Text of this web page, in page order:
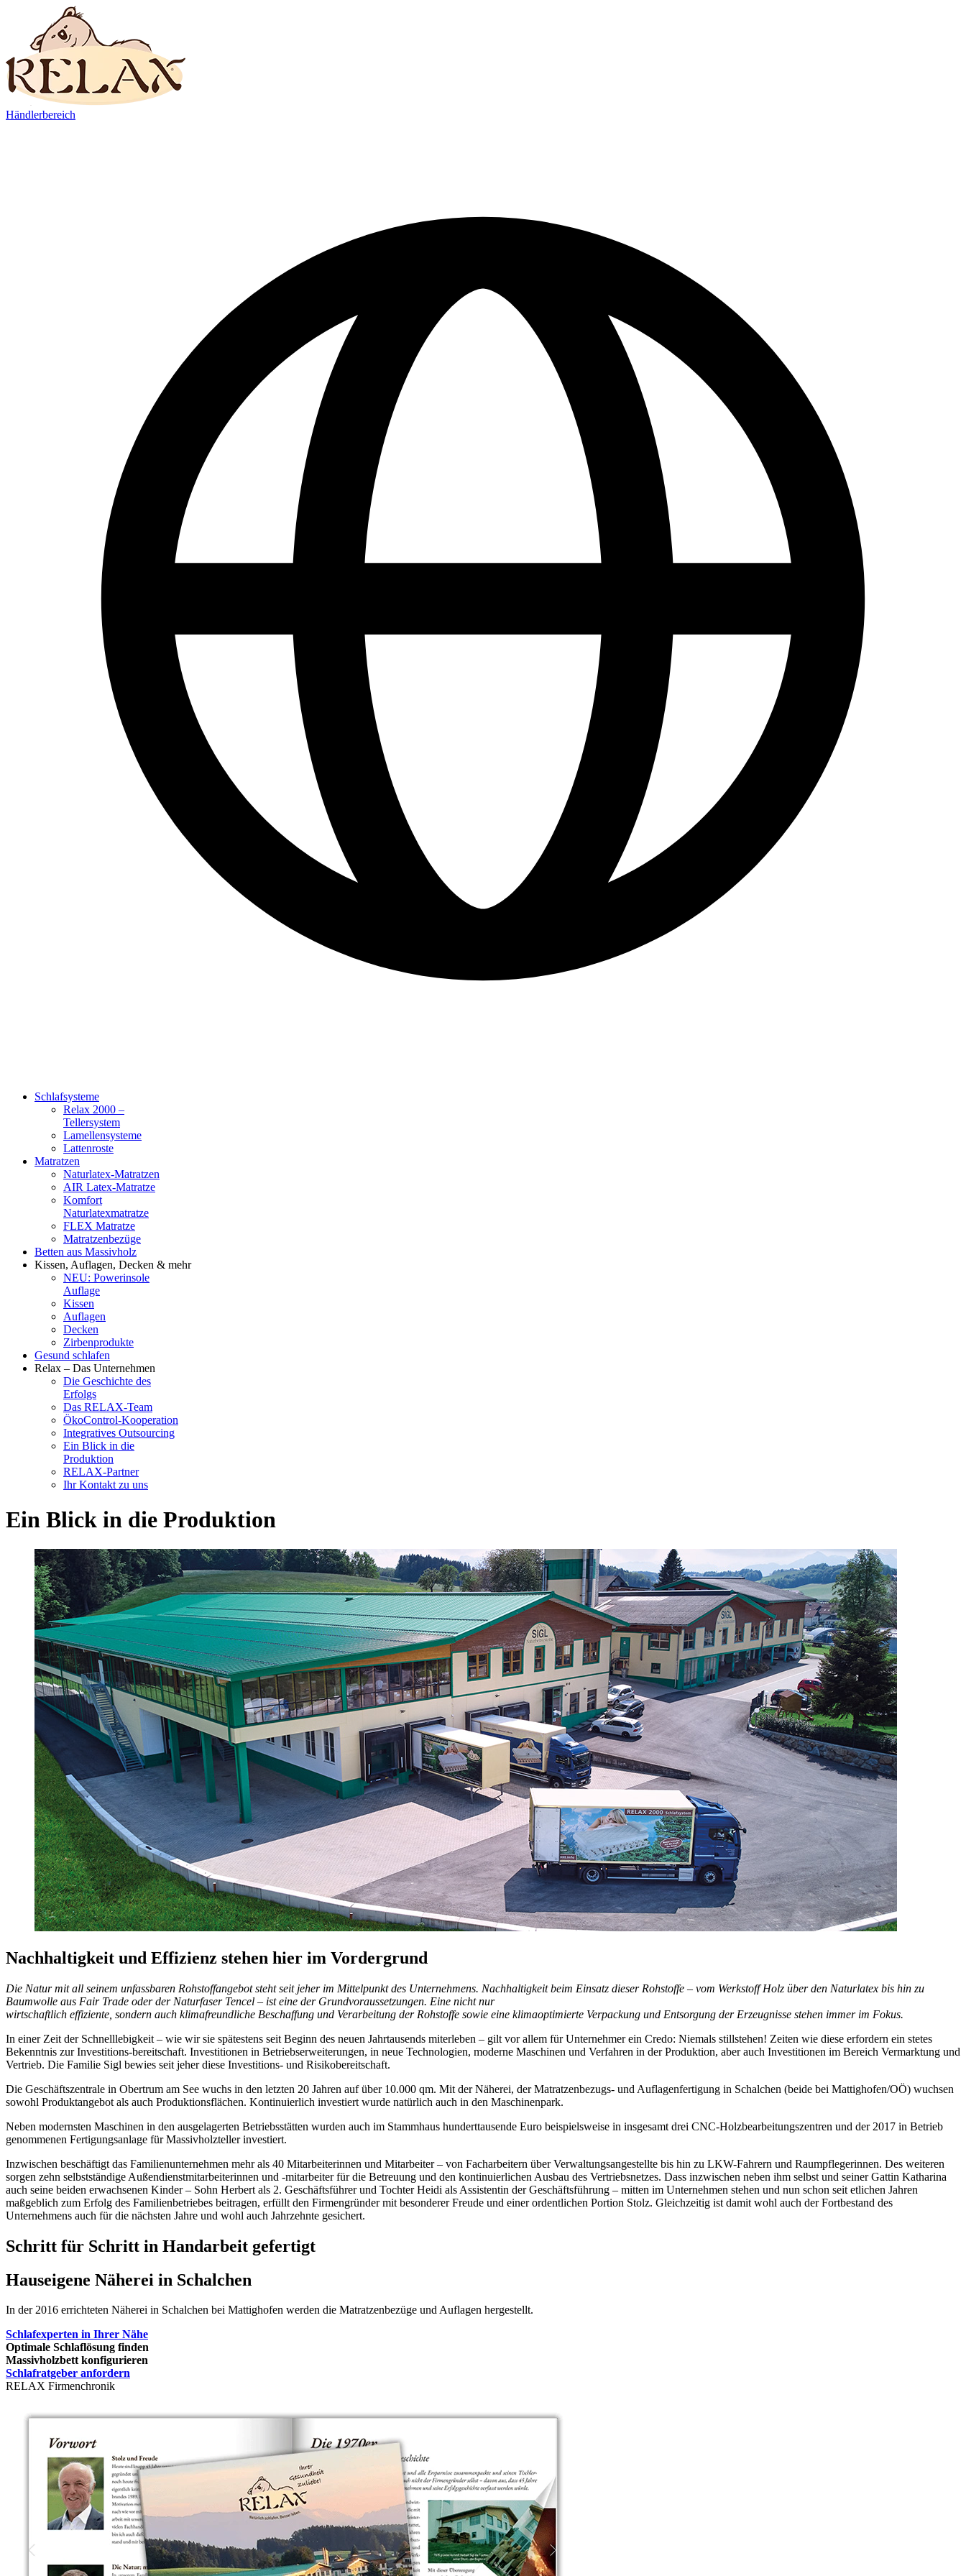
Händlerbereich
Schlafsysteme
Relax 2000 –
Tellersystem
Lamellensysteme
Lattenroste
Matratzen
Naturlatex-Matratzen
AIR Latex-Matratze
Komfort
Naturlatexmatratze
FLEX Matratze
Matratzenbezüge
Betten aus Massivholz
Kissen, Auflagen, Decken & mehr
NEU: Powerinsole
Auflage
Kissen
Auflagen
Decken
Zirbenprodukte
Gesund schlafen
Relax – Das Unternehmen
Die Geschichte des
Erfolgs
Das RELAX-Team
ÖkoControl-Kooperation
Integratives Outsourcing
Ein Blick in die
Produktion
RELAX-Partner
Ihr Kontakt zu uns
Ein Blick in die Produktion
Nachhaltigkeit und Effizienz stehen hier im Vordergrund
Die Natur mit all seinem unfassbaren Rohstoffangebot steht seit jeher im Mittelpunkt des Unternehmens. Nachhaltigkeit beim Einsatz dieser Rohstoffe – vom Werkstoff Holz über den Naturlatex bis hin zu
Baumwolle aus Fair Trade oder der Naturfaser Tencel – ist eine der Grundvoraussetzungen. Eine nicht nur
wirtschaftlich effiziente, sondern auch klimafreundliche Beschaffung und Verarbeitung der Rohstoffe sowie eine klimaoptimierte Verpackung und Entsorgung der Erzeugnisse stehen immer im Fokus.
In einer Zeit der Schnelllebigkeit – wie wir sie spätestens seit Beginn des neuen Jahrtausends miterleben – gilt vor allem für Unternehmer ein Credo: Niemals stillstehen! Zeiten wie diese erfordern ein stetes
Bekenntnis zur Investitions-bereitschaft. Investitionen in Betriebserweiterungen, in neue Technologien, moderne Maschinen und Verfahren in der Produktion, aber auch Investitionen im Bereich Vermarktung und
Vertrieb. Die Familie Sigl bewies seit jeher diese Investitions- und Risikobereitschaft.
Die Geschäftszentrale in Obertrum am See wuchs in den letzten 20 Jahren auf über 10.000 qm. Mit der Näherei, der Matratzenbezugs- und Auflagenfertigung in Schalchen (beide bei Mattighofen/OÖ) wuchsen
sowohl Produktangebot als auch Produktionsflächen. Kontinuierlich investiert wurde natürlich auch in den Maschinenpark.
Neben modernsten Maschinen in den ausgelagerten Betriebsstätten wurden auch im Stammhaus hunderttausende Euro beispielsweise in insgesamt drei CNC-Holzbearbeitungszentren und der 2017 in Betrieb
genommenen Fertigungsanlage für Massivholzteller investiert.
Inzwischen beschäftigt das Familienunternehmen mehr als 40 Mitarbeiterinnen und Mitarbeiter – von Facharbeitern über Verwaltungsangestellte bis hin zu LKW-Fahrern und Raumpflegerinnen. Des weiteren
sorgen zehn selbstständige Außendienstmitarbeiterinnen und -mitarbeiter für die Betreuung und den kontinuierlichen Ausbau des Vertriebsnetzes. Dass inzwischen neben ihm selbst und seiner Gattin Katharina
auch seine beiden erwachsenen Kinder – Sohn Herbert als 2. Geschäftsführer und Tochter Heidi als Assistentin der Geschäftsführung – mitten im Unternehmen stehen und nun schon seit etlichen Jahren
maßgeblich zum Erfolg des Familienbetriebes beitragen, erfüllt den Firmengründer mit besonderer Freude und einer ordentlichen Portion Stolz. Gleichzeitig ist damit wohl auch der Fortbestand des
Unternehmens auch für die nächsten Jahre und wohl auch Jahrzehnte gesichert.
Schritt für Schritt in Handarbeit gefertigt
Hauseigene Näherei in Schalchen
In der 2016 errichteten Näherei in Schalchen bei Mattighofen werden die Matratzenbezüge und Auflagen hergestellt.
Schlafexperten in Ihrer Nähe
Optimale Schlaflösung finden
Massivholzbett konfigurieren
Schlafratgeber anfordern
RELAX Firmenchronik